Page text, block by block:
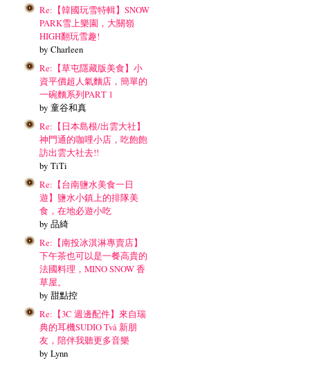
Re:【韓國玩雪特輯】SNOW
PARK雪上樂園，大關嶺
HIGH翻玩雪趣!
by Charleen
Re:【草屯隱藏版美食】小
資平價超人氣麵店，簡單的
一碗麵系列PART 1
by 童谷和真
Re:【日本島根/出雲大社】
神門通的咖哩小店，吃飽飽
訪出雲大社去!!
by TiTi
Re:【台南鹽水美食一日
遊】鹽水小鎮上的排隊美
食，在地必遊小吃
by 品綺
Re:【南投冰淇淋專賣店】
下午茶也可以是一餐高貴的
法國料理，MINO SNOW 香
草屋。
by 甜點控
Re:【3C 週邊配件】來自瑞
典的耳機SUDIO Två 新朋
友，陪伴我聽更多音樂
by Lynn